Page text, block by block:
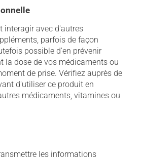
interagir avec d'autres
parfois de façon
possible d'en prévenir
la dose de vos médicaments ou
de prise. Vérifiez auprès de
d'utiliser ce produit en
médicaments, vitamines ou
les informations